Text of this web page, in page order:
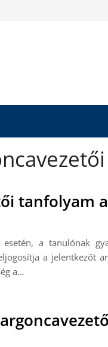
tanfolyam
esetén, a tanulónak
a jelentkezőt
a…